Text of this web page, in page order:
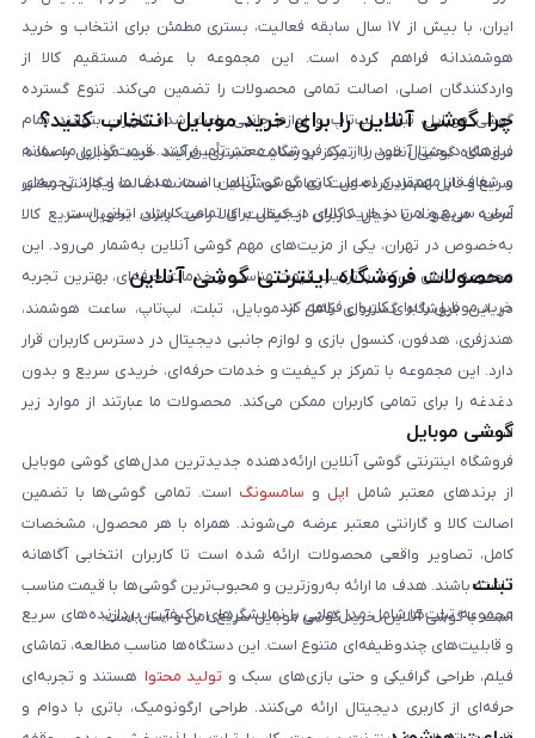
ایران، با بیش از ۱۷ سال سابقه فعالیت، بستری مطمئن برای انتخاب و خرید
هوشمندانه فراهم کرده است. این مجموعه با عرضه مستقیم کالا از
واردکنندگان اصلی، اصالت تمامی محصولات را تضمین می‌کند. تنوع گسترده
گوشی موبایل، تبلت، لپ‌تاپ و لوازم جانبی باعث شده کاربران بتوانند تمام
نیازهای دیجیتال خود را از یک فروشگاه معتبر تأمین کنند. قیمت‌گذاری منصفانه
و شفاف از مهم‌ترین اصول کاری گوشی آنلاین است. هدف ما ایجاد تجربه‌ای
آسان، سریع و امن در خرید کالای دیجیتال برای تمامی کاربران ایرانی است.
چرا گوشی آنلاین را برای خرید موبایل انتخاب کنید؟
فروشگاه گوشی آنلاین با تمرکز بر رضایت مشتری، فرآیند خرید موبایل را ساده،
سریع و قابل اعتماد کرده است. تمامی گوشی‌ها با ضمانت اصالت و گارانتی معتبر
عرضه می‌شوند تا خیال کاربران از کیفیت کالا راحت باشد. تحویل سریع کالا
به‌خصوص در تهران، یکی از مزیت‌های مهم گوشی آنلاین به‌شمار می‌رود. این
مجموعه تلاش می‌کند با ترکیب قیمت مناسب و خدمات حرفه‌ای، بهترین تجربه
خرید موبایل را برای کاربران فراهم کند.
محصولات فروشگاه اینترنتی گوشی آنلاین
در این فروشگاه گستره‌ای کامل از موبایل، تبلت، لپ‌تاپ، ساعت هوشمند،
هندزفری، هدفون، کنسول بازی و لوازم جانبی دیجیتال در دسترس کاربران قرار
دارد. این مجموعه با تمرکز بر کیفیت و خدمات حرفه‌ای، خریدی سریع و بدون
دغدغه را برای تمامی کاربران ممکن می‌کند. محصولات ما عبارتند از موارد زیر
است:
گوشی موبایل
فروشگاه اینترنتی گوشی آنلاین ارائه‌دهنده جدیدترین مدل‌های گوشی موبایل
از برندهای معتبر شامل اپل و سامسونگ است. تمامی گوشی‌ها با تضمین
اصالت کالا و گارانتی معتبر عرضه می‌شوند. همراه با هر محصول، مشخصات
کامل، تصاویر واقعی محصولات ارائه شده است تا کاربران انتخابی آگاهانه
داشته باشند. هدف ما ارائه به‌روزترین و محبوب‌ترین گوشی‌ها با قیمت مناسب
است. با گوشی آنلاین، خرید گوشی موبایل سریع، امن و آسان است.
تبلت
مجموعه تبلت‌ها شامل مدل‌هایی با نمایشگرهای باکیفیت، پردازنده‌های سریع
و قابلیت‌های چندوظیفه‌ای متنوع است. این دستگاه‌ها مناسب مطالعه، تماشای
فیلم، طراحی گرافیکی و حتی بازی‌های سبک و تولید محتوا هستند و تجربه‌ای
حرفه‌ای از کاربری دیجیتال ارائه می‌کنند. طراحی ارگونومیک، باتری با دوام و